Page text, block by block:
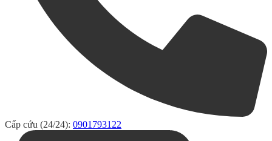
Cấp cứu (24/24): 0901793122